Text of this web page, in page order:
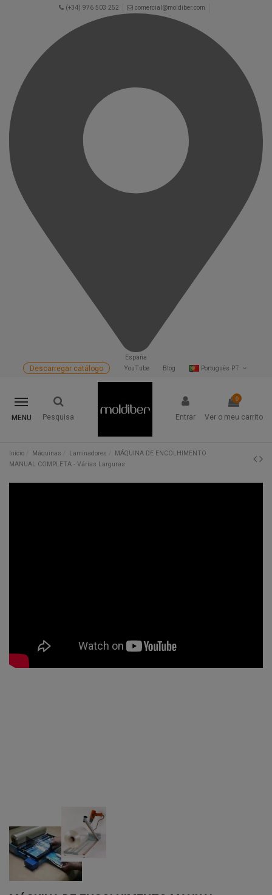
(+34) 976 503 252 comercial@moldiber.com
España
Português PT
Blog
YouTube
Descarregar catálogo
MENU Pesquisa Entrar
0
Ver o meu carrito
Início Máquinas Laminadores
MÁQUINA DE ENCOLHIMENTO
MANUAL COMPLETA - Várias Larguras